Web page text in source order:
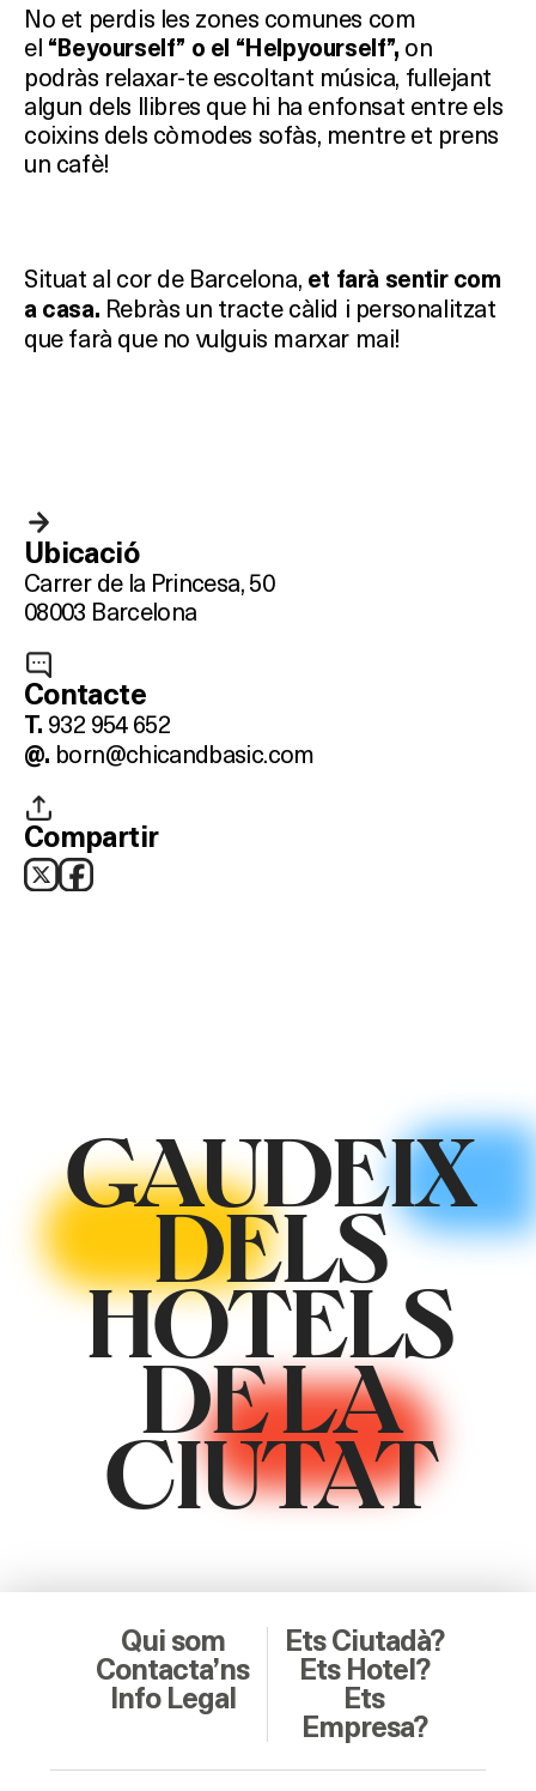
BARS
RESTAURANTS
SALES
Activitats
No et perdis les zones comunes com
el “Beyourself” o el “Helpyourself”, on
podràs relaxar-te escoltant música, fullejant
algun dels llibres que hi ha enfonsat entre els
coixins dels còmodes sofàs, mentre et prens
un cafè!
Situat al cor de Barcelona, et farà sentir com
a casa. Rebràs un tracte càlid i personalitzat
que farà que no vulguis marxar mai!
Ubicació
Carrer de la Princesa, 50
08003 Barcelona
Contacte
T. 932 954 652
@. born@chicandbasic.com
Compartir
GAUDEIX
DELS
HOTELS
DE LA
CIUTAT
Qui som
Contacta’ns
Info Legal
Ets Ciutadà?
Ets Hotel?
Ets
Empresa?